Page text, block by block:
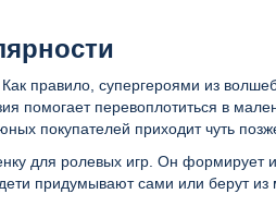
правило, супергероями из
помогает перевоплотиться в
покупателей приходит чуть
для ролевых игр. Он формирует
придумывают сами или берут